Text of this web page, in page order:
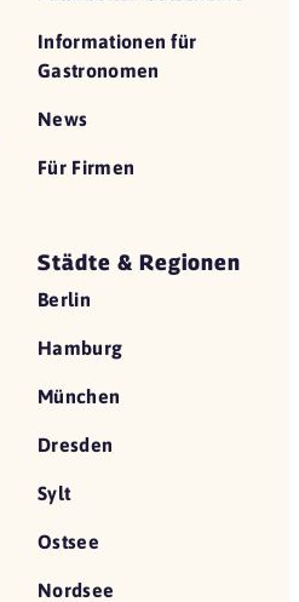
Informationen für
Gastronomen
News
Für Firmen
Städte & Regionen
Berlin
Hamburg
München
Dresden
Sylt
Ostsee
Nordsee